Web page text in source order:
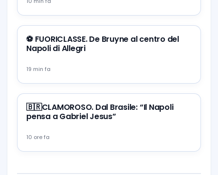
⚽️ FUORICLASSE. De Bruyne al centro del
Napoli di Allegri
19 min fa
🇧🇷CLAMOROSO. Dal Brasile: “Il Napoli
pensa a Gabriel Jesus”
10 ore fa